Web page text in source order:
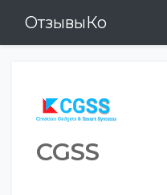
ОтзывыКо
CGSS